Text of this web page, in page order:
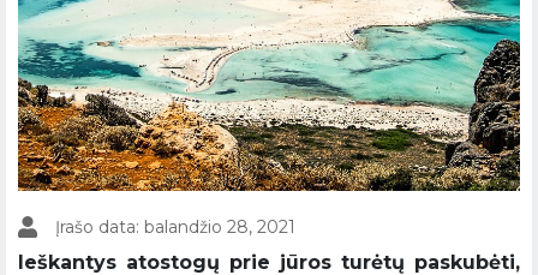
Įrašo data: balandžio 28, 2021
Ieškantys atostogų prie jūros turėtų paskubėti,